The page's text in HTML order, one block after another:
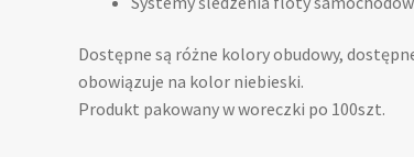
Dostępne są różne kolory obudowy,
obowiązuje na kolor niebieski.
Produkt pakowany w woreczki po 100szt.